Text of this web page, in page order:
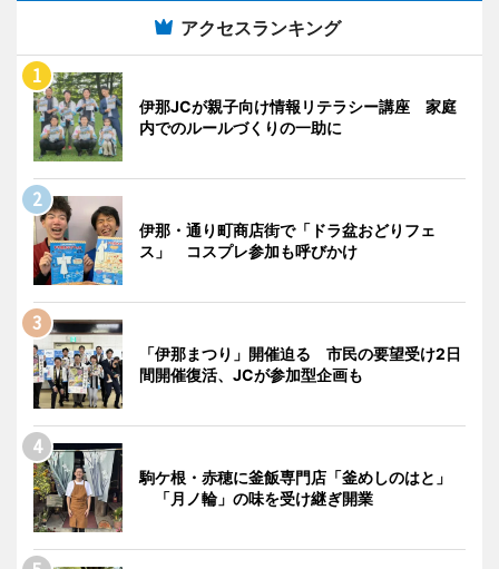
アクセスランキング
伊那JCが親子向け情報リテラシー講座 家庭
内でのルールづくりの一助に
伊那・通り町商店街で「ドラ盆おどりフェ
ス」 コスプレ参加も呼びかけ
「伊那まつり」開催迫る 市民の要望受け2日
間開催復活、JCが参加型企画も
駒ケ根・赤穂に釜飯専門店「釜めしのはと」
「月ノ輪」の味を受け継ぎ開業